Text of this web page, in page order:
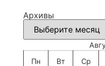
Архивы
Пн
Вт Ср